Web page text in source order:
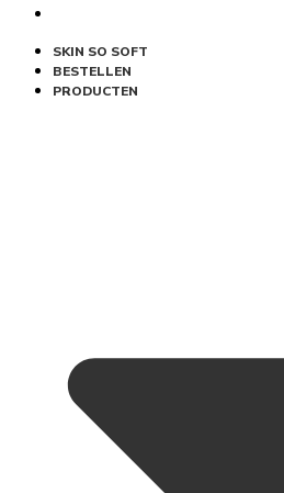
SKIN SO SOFT
BESTELLEN
PRODUCTEN